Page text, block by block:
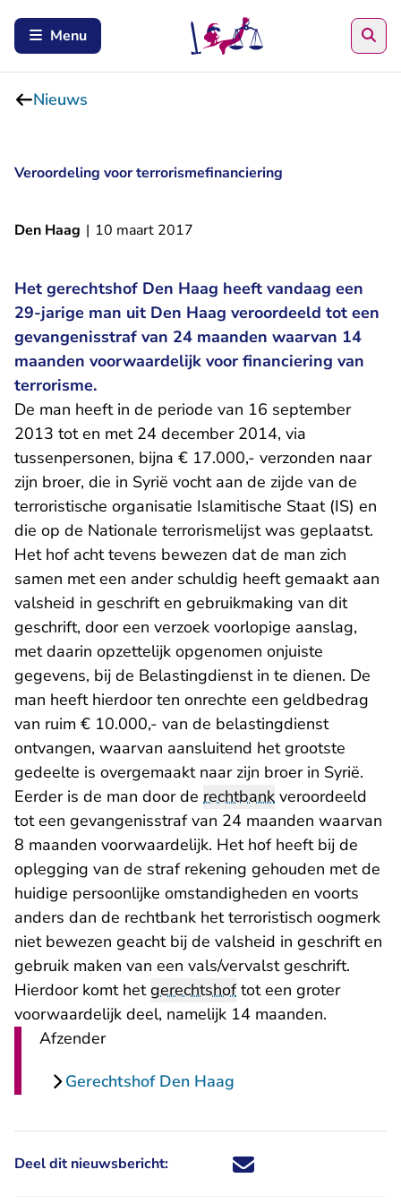
Menu
Nieuws
Veroordeling voor terrorismefinanciering
Den Haag | 10 maart 2017
Het gerechtshof Den Haag heeft vandaag een
29-jarige man uit Den Haag veroordeeld tot een
gevangenisstraf van 24 maanden waarvan 14
maanden voorwaardelijk voor financiering van
terrorisme.
De man heeft in de periode van 16 september
2013 tot en met 24 december 2014, via
tussenpersonen, bijna € 17.000,- verzonden naar
zijn broer, die in Syrië vocht aan de zijde van de
terroristische organisatie Islamitische Staat (IS) en
die op de Nationale terrorismelijst was geplaatst.
Het hof acht tevens bewezen dat de man zich
samen met een ander schuldig heeft gemaakt aan
valsheid in geschrift en gebruikmaking van dit
geschrift, door een verzoek voorlopige aanslag,
met daarin opzettelijk opgenomen onjuiste
gegevens, bij de Belastingdienst in te dienen. De
man heeft hierdoor ten onrechte een geldbedrag
van ruim € 10.000,- van de belastingdienst
ontvangen, waarvan aansluitend het grootste
gedeelte is overgemaakt naar zijn broer in Syrië.
Eerder is de man door de rechtbank veroordeeld
tot een gevangenisstraf van 24 maanden waarvan
8 maanden voorwaardelijk. Het hof heeft bij de
oplegging van de straf rekening gehouden met de
huidige persoonlijke omstandigheden en voorts
anders dan de rechtbank het terroristisch oogmerk
niet bewezen geacht bij de valsheid in geschrift en
gebruik maken van een vals/vervalst geschrift.
Hierdoor komt hetgerechtshoftot een groter
voorwaardelijk deel, namelijk 14 maanden.
Afzender
Gerechtshof Den Haag
Deel dit nieuwsbericht: Deel dit nieuwsbericht via X -
Deel dit nieuwsbericht via
Deel dit nieuwsbericht
Deel dit